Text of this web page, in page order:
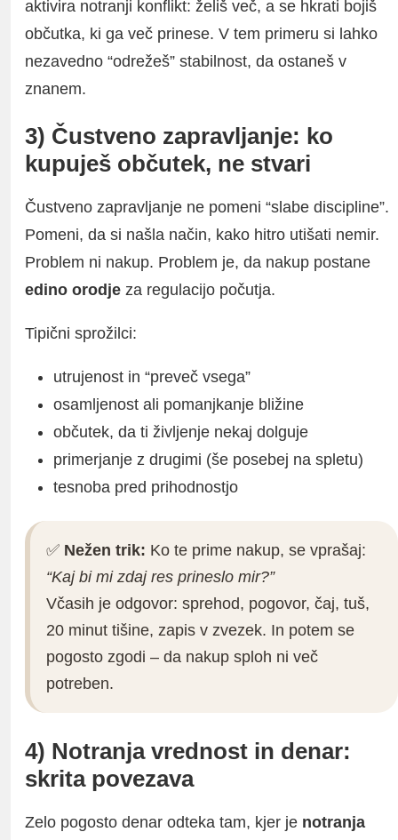
aktivira notranji konflikt: želiš več, a se hkrati bojiš
občutka, ki ga več prinese. V tem primeru si lahko
nezavedno “odrežeš” stabilnost, da ostaneš v
znanem.
3) Čustveno zapravljanje: ko
kupuješ občutek, ne stvari
Čustveno zapravljanje ne pomeni “slabe discipline”.
Pomeni, da si našla način, kako hitro utišati nemir.
Problem ni nakup. Problem je, da nakup postane
edino orodje za regulacijo počutja.
Tipični sprožilci:
utrujenost in “preveč vsega”
osamljenost ali pomanjkanje bližine
občutek, da ti življenje nekaj dolguje
primerjanje z drugimi (še posebej na spletu)
tesnoba pred prihodnostjo
✅ Nežen trik: Ko te prime nakup, se vprašaj:
“Kaj bi mi zdaj res prineslo mir?”
Včasih je odgovor: sprehod, pogovor, čaj, tuš,
20 minut tišine, zapis v zvezek. In potem se
pogosto zgodi – da nakup sploh ni več
potreben.
4) Notranja vrednost in denar:
skrita povezava
Zelo pogosto denar odteka tam, kjer je notranja